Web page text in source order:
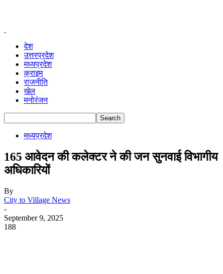
देश
उत्तरप्रदेश
मध्यप्रदेश
क्राइम
राजनीति
खेल
मनोरंजन
मध्यप्रदेश
165 आवेदन की कलेक्टर ने की जन सुनवाई विभागीय
अधिकारियों
By
City to Village News
-
September 9, 2025
188